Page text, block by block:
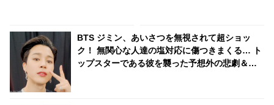
BTS ジミン、あいさつを無視されて超ショッ
ク！ 無関心な人達の塩対応に傷つきまくる… ト
ップスターである彼を襲った予想外の悲劇＆彼